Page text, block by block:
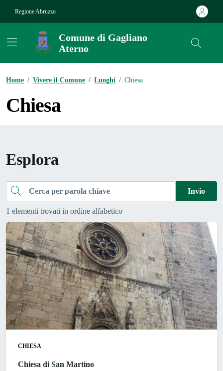
Regione Abruzzo
Comune di Gagliano
Aterno
Home / Vivere il Comune / Luoghi / Chiesa
Chiesa
Esplora
Cerca Invio
1 elementi trovati in ordine alfabetico
CHIESA
Chiesa di San Martino